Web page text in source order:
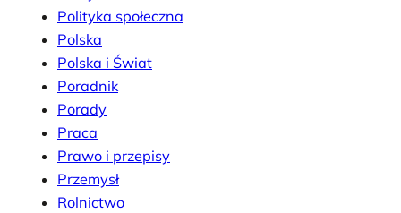
Polityka społeczna
Polska
Polska i Świat
Poradnik
Porady
Praca
Prawo i przepisy
Przemysł
Rolnictwo